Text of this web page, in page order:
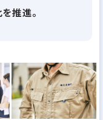
わり、人々の暮
軟に対応できる
推進。